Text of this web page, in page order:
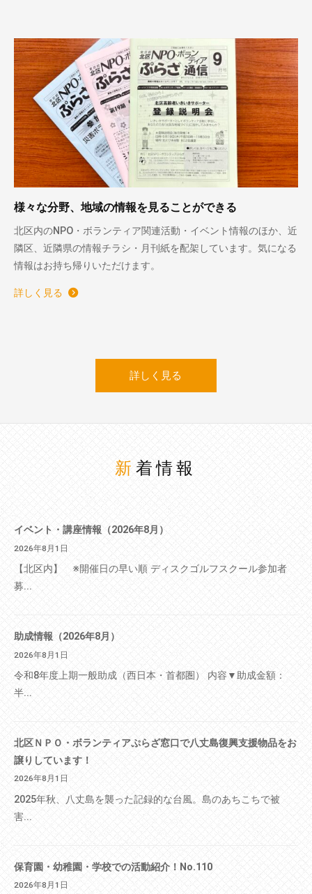
様々な分野、地域の情報を見ることができる
北区内のNPO・ボランティア関連活動・イベント情報のほか、近
隣区、近隣県の情報チラシ・月刊紙を配架しています。気になる
情報はお持ち帰りいただけます。
詳しく見る
詳しく見る
新着情報
イベント・講座情報（2026年8月）
2026年8月1日
【北区内】 ※開催日の早い順 ディスクゴルフスクール参加者
募...
助成情報（2026年8月）
2026年8月1日
令和8年度上期一般助成（西日本・首都圏） 内容▼助成金額：
半...
北区ＮＰＯ・ボランティアぷらざ窓口で八丈島復興支援物品をお
譲りしています！
2026年8月1日
2025年秋、八丈島を襲った記録的な台風。島のあちこちで被
害...
保育園・幼稚園・学校での活動紹介！No.110
2026年8月1日